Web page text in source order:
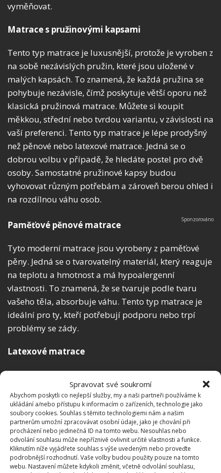
Spravovat své soukromí
Abychom poskytli co nejlepší služby, my a naši partneři používáme k
ukládání a/nebo přístupu k informacím o zařízeních, technologie jako
soubory cookies. Souhlas s těmito technologiemi nám a našim
partnerům umožní zpracovávat osobní údaje, jako je chování při
procházení nebo jedinečná ID na tomto webu. Nesouhlas nebo
odvolání souhlasu může nepříznivě ovlivnit určité vlastnosti a funkce.
Kliknutím níže vyjádřete souhlas s výše uvedeným nebo proveďte
podrobnější rozhodnutí. Vaše volby budou použity pouze na tomto
webu. Nastavení můžete kdykoli změnit, včetně odvolání souhlasu,
vyměňovat.
Matrace s pružinovými kapsami
Tento typ matrace je luxusnější, protože je vyroben z
na sobě nezávislých pružin, které jsou uložené v
malých kapsách. To znamená, že každá pružina se
pohybuje nezávisle, čímž poskytuje větší oporu než
klasická pružinová matrace. Můžete si koupit
měkkou, střední nebo tvrdou variantu, v závislosti na
vaší preferenci. Tento typ matrace je lépe prodyšný
než pěnové nebo latexové matrace. Jedná se o
dobrou volbu v případě, že hledáte postel pro dvě
osoby. Samostatné pružinové kapsy budou
vyhovovat různým potřebám a zároveň berou ohled i
na rozdílnou váhu osob.
Paměťové pěnové matrace
Tyto moderní matrace jsou vyrobeny z paměťové
pěny. Jedná se o tvarovatelný materiál, který reaguje
na teplotu a hmotnost a má hypoalergenní
vlastnosti. To znamená, že se tvaruje podle tvaru
vašeho těla, absorbuje váhu. Tento typ matrace je
ideální pro ty, kteří potřebují podporu nebo trpí
problémy se zády.
Latexové matrace
Latexová matrace jsou naplněné latexovou pěnou.
Jedná se o obzvláště prodyšný materiál, takže se
během spánku nebudete zbytečně přehřívat. Patří
mezi extrémně odolné typy matrací a měla by vám
vydržet delší dobu. Je vhodnou volnou pro osoby,
které trpí alergiemi nebo mají astma. Latexové
matrace jsou ve většině případů celkem těžké.